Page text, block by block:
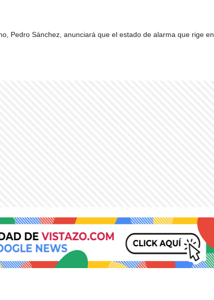
Pedro Sánchez, anunciará que el estado de alarma que rige en